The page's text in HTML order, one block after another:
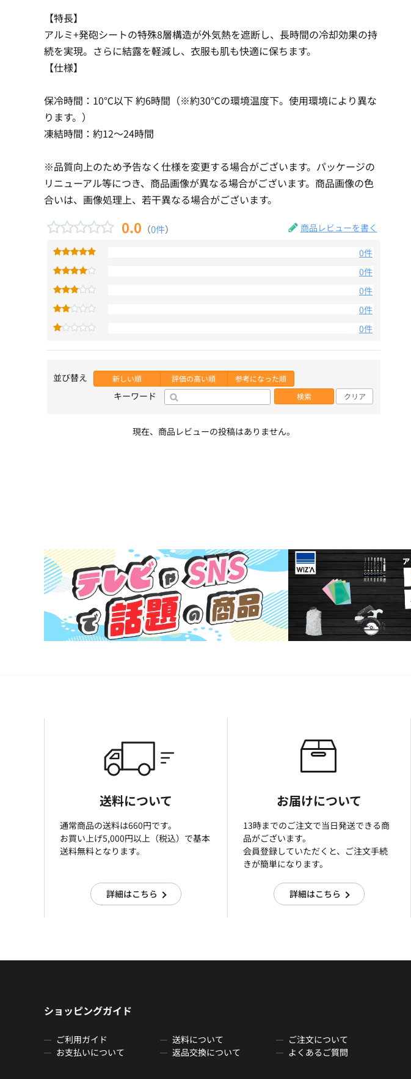
【特長】
アルミ+発砲シートの特殊8層構造が外気熱を遮断し、長時間の冷却効果の持
続を実現。さらに結露を軽減し、衣服も肌も快適に保ちます。
【仕様】
保冷時間：10℃以下 約6時間（※約30℃の環境温度下。使用環境により異な
ります。）
凍結時間：約12〜24時間
※品質向上のため予告なく仕様を変更する場合がございます。パッケージの
リニューアル等につき、商品画像が異なる場合がございます。商品画像の色
合いは、画像処理上、若干異なる場合がございます。
0.0 （0件） 商品レビューを書く
0件
0件
0件
0件
0件
並び替え 新しい順 評価の高い順 参考になった順
キーワード 検索 クリア
現在、商品レビューの投稿はありません。
送料について
通常商品の送料は660円です。
お買い上げ5,000円以上（税込）で基本
送料無料となります。
詳細はこちら
お届けについて
13時までのご注文で当日発送できる商
品がございます。
会員登録していただくと、ご注文手続
きが簡単になります。
詳細はこちら
ショッピングガイド
ご利用ガイド 送料について
ご注文について
お支払いについて
返品交換について よくあるご質問